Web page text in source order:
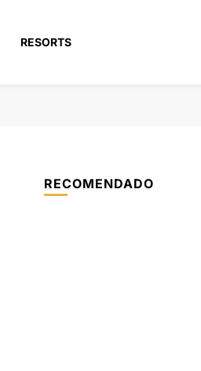
RESORTS
RECOMENDADO